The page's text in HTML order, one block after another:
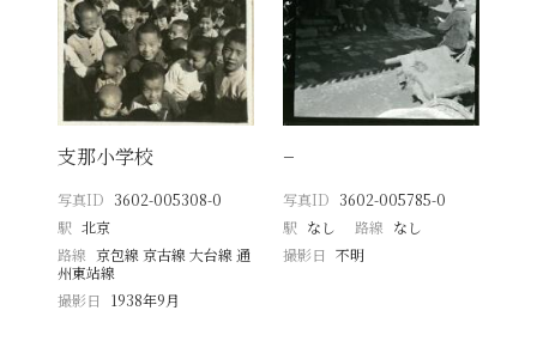
支那小学校
写真ID 3602-005308-0
駅 北京
路線 京包線 京古線 大台線 通
州東站線
撮影日
1938年9月
−
写真ID 3602-005785-0
駅 なし 路線 なし
撮影日 不明